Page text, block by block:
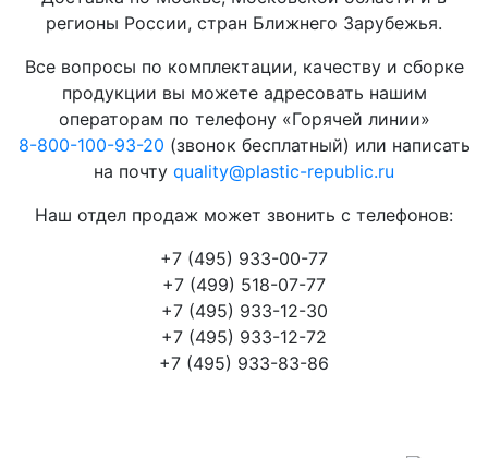
регионы России, стран Ближнего Зарубежья.
Все вопросы по комплектации, качеству и сборке
продукции вы можете адресовать нашим
операторам по телефону «Горячей линии»
8-800-100-93-20 (звонок бесплатный) или написать
на почту quality@plastic-republic.ru
Наш отдел продаж может звонить с телефонов:
+7 (495) 933-00-77
+7 (499) 518-07-77
+7 (495) 933-12-30
+7 (495) 933-12-72
+7 (495) 933-83-86